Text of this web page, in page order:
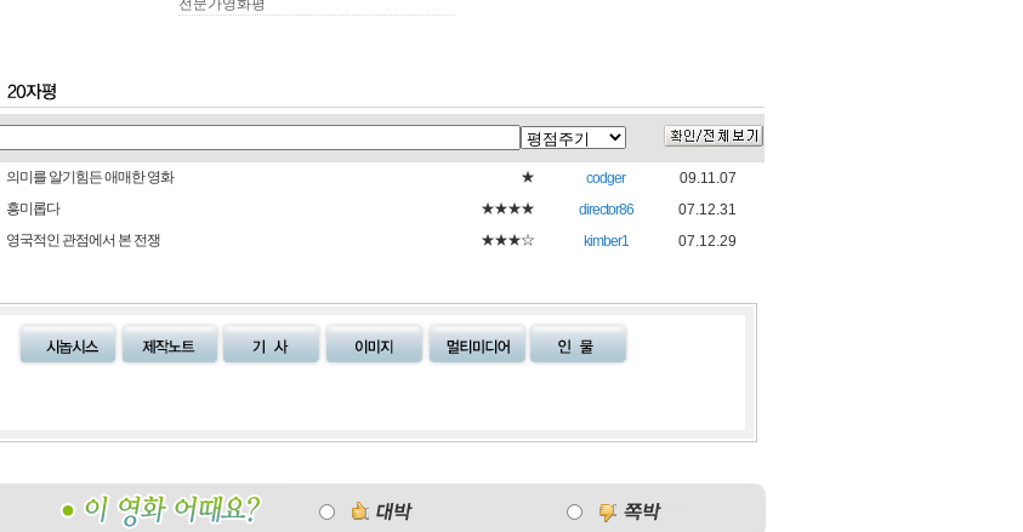
전문가영화평
의미를 알기힘든 애매한 영화 ★ codger
09.11.07
흥미롭다
★★★★ director86
07.12.31
영국적인 관점에서 본 전쟁
★★★☆ kimber1 07.12.29